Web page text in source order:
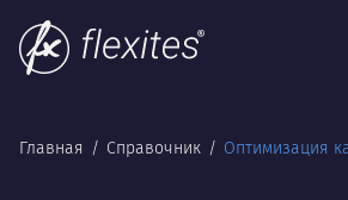
Главная Справочник Оптимизация